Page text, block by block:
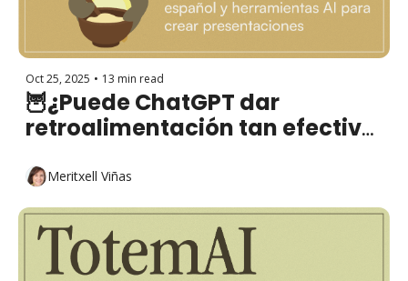
Oct 25, 2025 • 13 min read
🦉¿Puede ChatGPT dar
retroalimentación tan efectiva
Meritxell Viñas